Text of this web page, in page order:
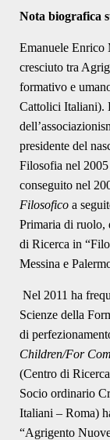
Nota biografica
Emanuele Enrico
cresciuto tra
formativo e
Cattolici Italiani).
presidente del
Filosofia nel
conseguito nel
Filosofico a
Primaria di ruolo,
di Ricerca in
Messina e
Nel 2011 ha
Scienze della
di
Children/For
(Centro di
Socio ordinario
Italiani – Roma)
“Agrigento